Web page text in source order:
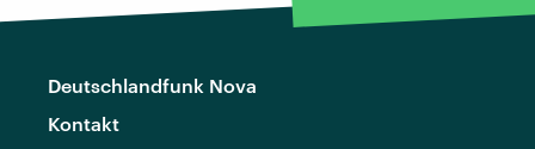
Deutschlandfunk Nova
Kontakt